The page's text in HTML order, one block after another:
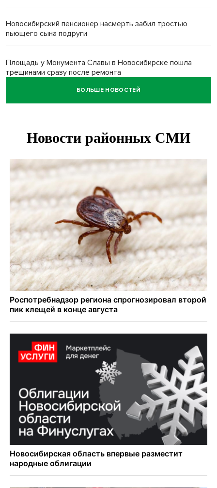
Новосибирский пенсионер насмерть забил тростью
пьющего сына подруги
Площадь у Монумента Славы в Новосибирске пошла
трещинами сразу после ремонта
БОЛЬШЕ НОВОСТЕЙ